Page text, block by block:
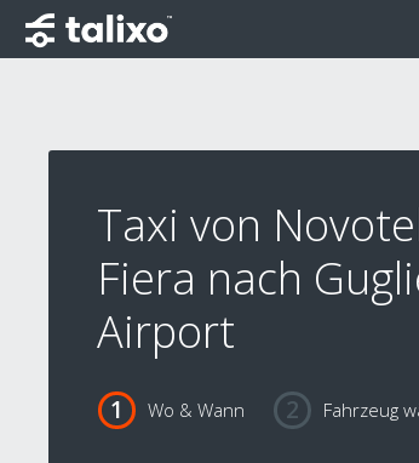
Taxi von
Fiera nach
Airport
Wo & Wann Fahrzeug